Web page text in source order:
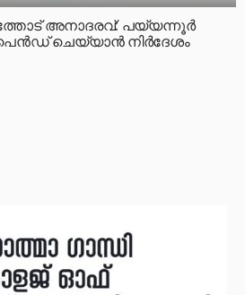
അനാദരവ്: പയ്യന്നൂർ
ചെയ്യാൻ നിർദേശം